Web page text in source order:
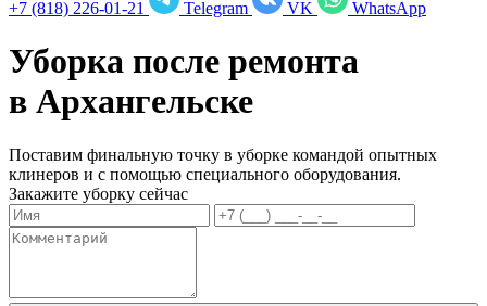
+7 (818) 226-01-21 Telegram VK WhatsApp
Уборка после ремонта
в Архангельске
Поставим финальную точку в уборке командой опытных
клинеров и с помощью специального оборудования.
Закажите уборку сейчас